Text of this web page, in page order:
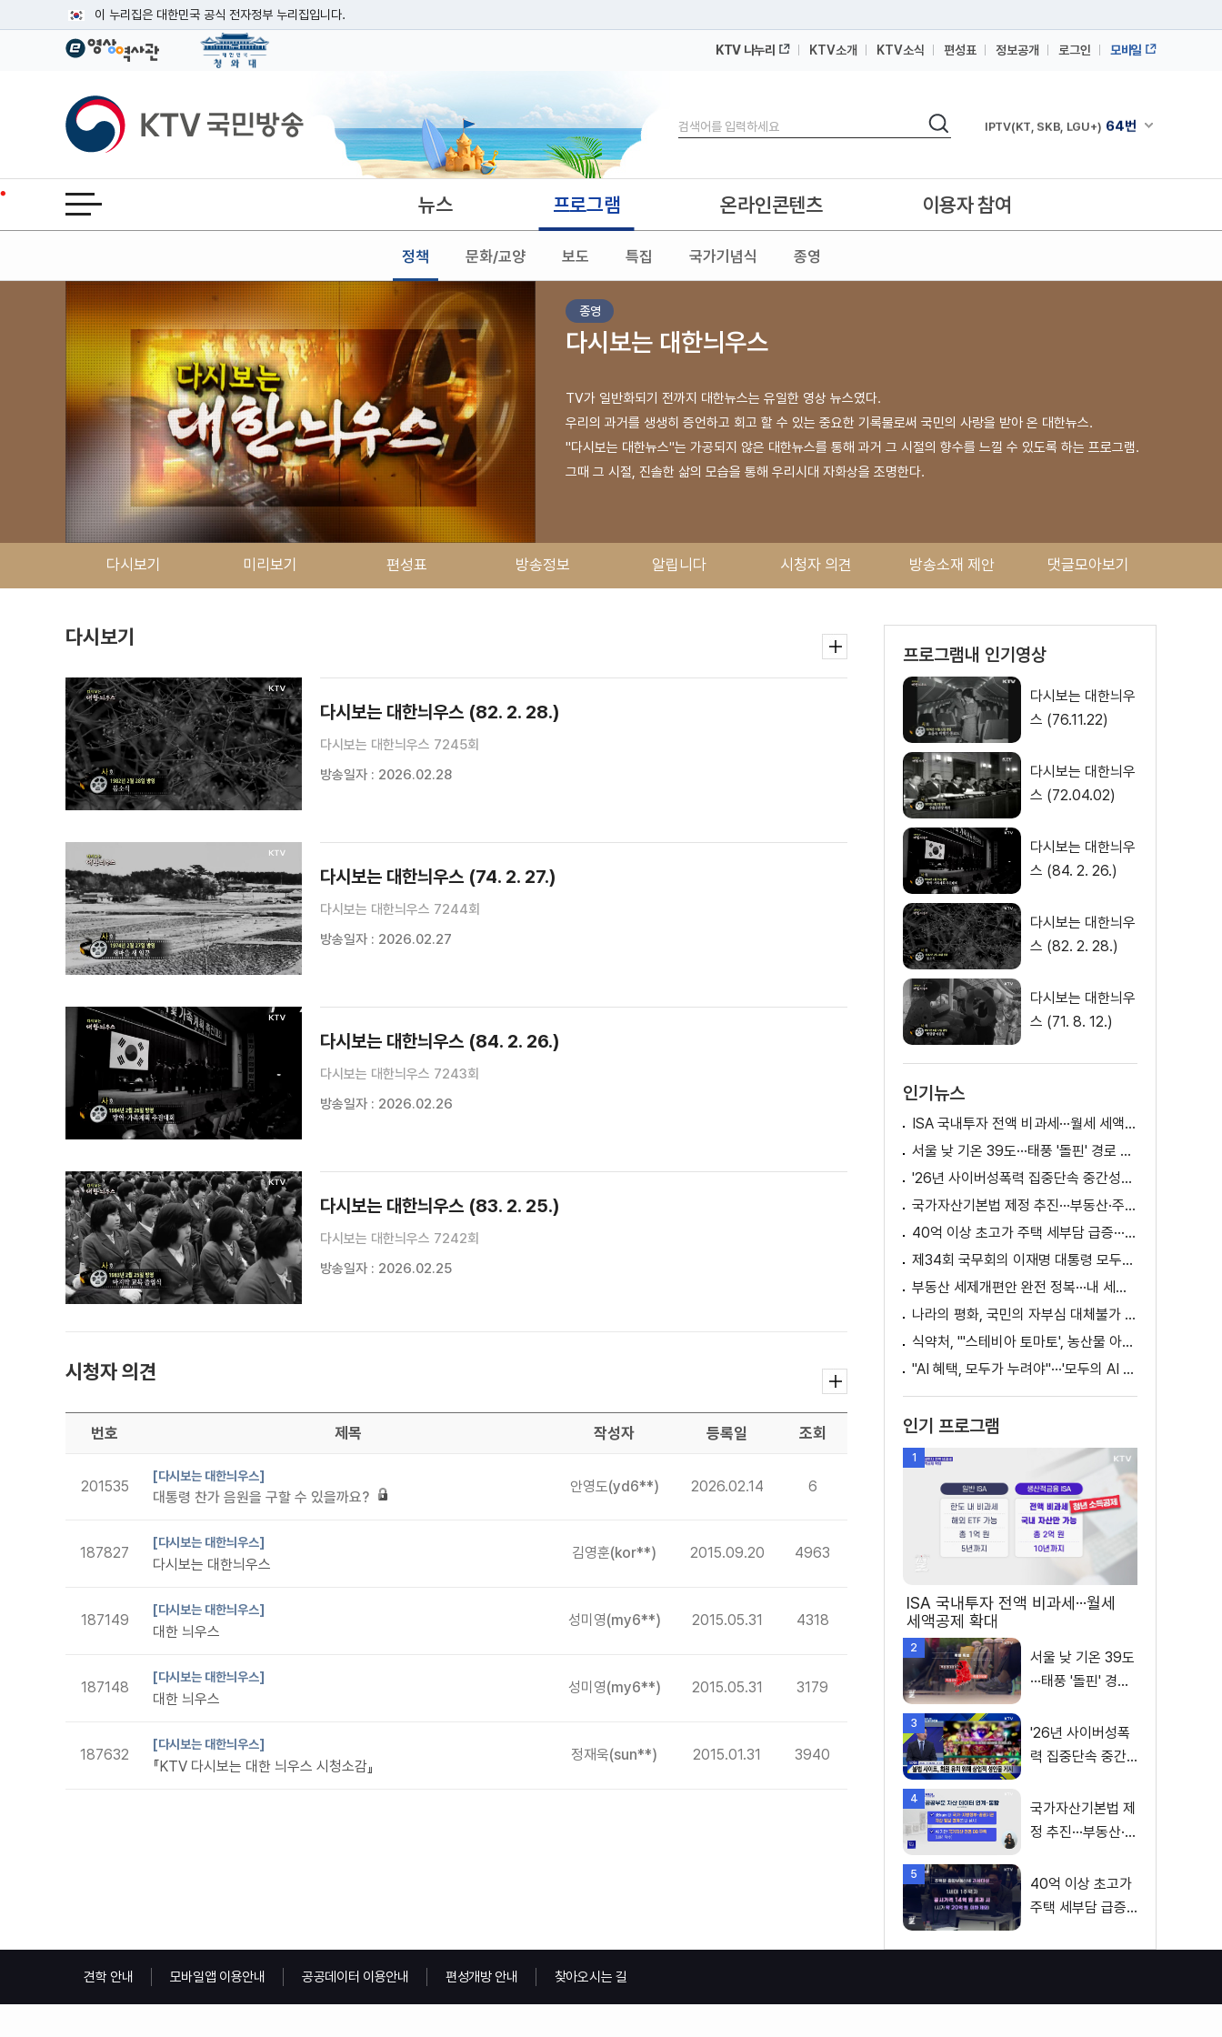
이 누리집은 대한민국 공식 전자정부 누리집입니다.
공식 누리집 주소 확인하기
이밖에 or.kr 또는 .kr등 다른 도메인 주소를 사용하고 있다면 아래 URL에서 도메인 주소를 확인해 보세요
운영중인 공식 누리집보기
KTV 나누리 KTV소개 KTV소식 편성표 정보공개 로그인 모바일
KTV국민방송
검색
검색 채널안내 펼쳐
IPTV(KT, SKB, LGU+) 64번
IPTV(KT, SKB, LGU+)
전체메뉴 열기 뉴스 프로그램
정책 문화/교양 보도 특집 국가기념식 종영
온라인콘텐츠 이용자 참여
종영
다시보는 대한늬우스
TV가 일반화되기 전까지 대한뉴스는 유일한 영상 뉴스였다.
우리의 과거를 생생히 증언하고 회고 할 수 있는 중요한 기록물로써 국민의 사랑을 받아 온 대한뉴스.
"다시보는 대한뉴스"는 가공되지 않은 대한뉴스를 통해 과거 그 시절의 향수를 느낄 수 있도록 하는 프로그램.
그때 그 시절, 진솔한 삶의 모습을 통해 우리시대 자화상을 조명한다.
다시보기 미리보기 편성표 방송정보 알립니다 시청자 의견 방송소재 제안 댓글모아보기
다시보기
다시보는 대한늬우스 (82. 2. 28.)
다시보는 대한늬우스 7245회
방송일자 : 2026.02.28
다시보는 대한늬우스 (74. 2. 27.)
다시보는 대한늬우스 7244회
방송일자 : 2026.02.27
다시보는 대한늬우스 (84. 2. 26.)
다시보는 대한늬우스 7243회
방송일자 : 2026.02.26
다시보는 대한늬우스 (83. 2. 25.)
다시보는 대한늬우스 7242회
방송일자 : 2026.02.25
시청자 의견
번호 제목 작성자 등록일 조회
201535
[다시보는 대한늬우스]
대통령 찬가 음원을 구할 수 있을까요?
안영도(yd6**) 2026.02.14 6
187827
[다시보는 대한늬우스]
다시보는 대한늬우스
김영훈(kor**) 2015.09.20 4963
187149
[다시보는 대한늬우스]
대한 늬우스
성미영(my6**) 2015.05.31 4318
187148
[다시보는 대한늬우스]
대한 늬우스
성미영(my6**) 2015.05.31 3179
187632
[다시보는 대한늬우스]
『KTV 다시보는 대한 늬우스 시청소감』
정재욱(sun**) 2015.01.31 3940
프로그램내 인기영상
다시보는 대한늬우
스 (76.11.22)
다시보는 대한늬우
스 (72.04.02)
다시보는 대한늬우
스 (84. 2. 26.)
다시보는 대한늬우
스 (82. 2. 28.)
다시보는 대한늬우
스 (71. 8. 12.)
인기뉴스
ISA 국내투자 전액 비과세···월세 세액공제 확대
서울 낮 기온 39도···태풍 '돌핀' 경로 변수
'26년 사이버성폭력 집중단속 중간성과 발표···향후 추진계획은?
국가자산기본법 제정 추진···부동산·주식 등 통합 관리
40억 이상 초고가 주택 세부담 급증···실수요자 보호 강화
제34회 국무회의 이재명 대통령 모두발언
부동산 세제개편안 완전 정복···내 세금 어떻게 달라지나? [K-정책 사용법]
나라의 평화, 국민의 자부심 대체불가 대한민국 이재명 대통령 모두말씀
식약처, "'스테비아 토마토', 농산물 아닌 가공식품"
"AI 혜택, 모두가 누려야"···'모두의 AI 성장사다리' 출범
인기 프로그램
1
ISA 국내투자 전액 비과세···월세
세액공제 확대
2
서울 낮 기온 39도
···태풍 '돌핀' 경로
3
'26년 사이버성폭
력 집중단속 중간
진계획은?
4
국가자산기본법 제
정 추진···부동산·주
5
40억 이상 초고가
주택 세부담 급증···
화
견학 안내 모바일앱 이용안내 공공데이터 이용안내 편성개방 안내 찾아오시는 길